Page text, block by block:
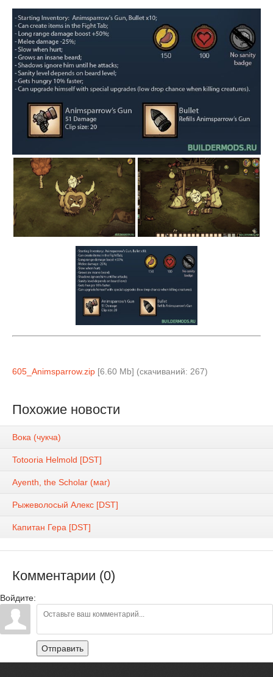
605_Animsparrow.zip [6.60 Mb] (cкачиваний: 267)
Похожие новости
Вока (чукча)
Totooria Helmold [DST]
Ayenth, the Scholar (маг)
Рыжеволосый Алекс [DST]
Капитан Гера [DST]
Комментарии (0)
Войдите:
Отправить